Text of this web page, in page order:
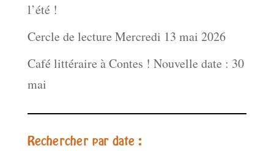
l’été !
Cercle de lecture Mercredi 13 mai 2026
Café littéraire à Contes ! Nouvelle date : 30
mai
Rechercher par date :